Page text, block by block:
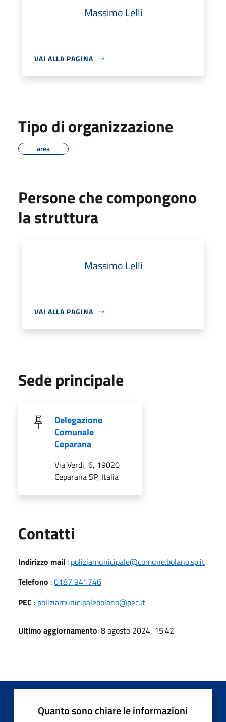
Massimo Lelli
VAI ALLA PAGINA
Tipo di organizzazione
area
Persone che compongono
la struttura
Massimo Lelli
VAI ALLA PAGINA
Sede principale
Delegazione
Comunale
Ceparana
Via Verdi, 6, 19020
Ceparana SP, Italia
Contatti
Indirizzo mail : poliziamunicipale@comune.bolano.sp.it
Telefono :0187 941746
PEC : poliziamunicipalebolano@pec.it
Ultimo aggiornamento: 8 agosto 2024, 15:42
Quanto sono chiare le informazioni